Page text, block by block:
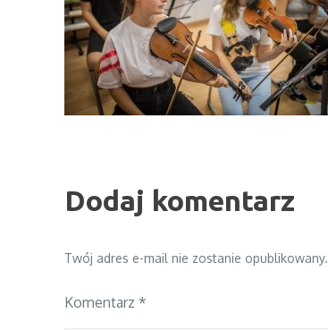
Dodaj komentarz
Twój adres e-mail nie zostanie opublikowany.
Komentarz *